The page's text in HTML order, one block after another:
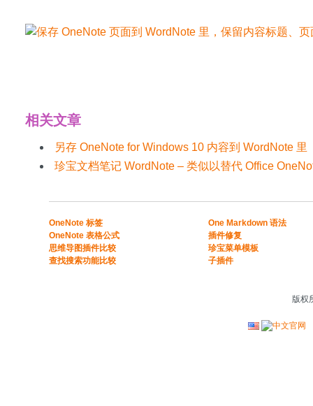
相关文章
另存 OneNote for Windows 10 内容到 WordNote 里
珍宝文档笔记 WordNote – 类似以替代 Office
​​OneNote 标签
OneNote 表格公式​
​思维导图插件比较​
​查找搜索功能比较​
One Markdown 语法
插件修复
珍宝菜单模板
子插件
版权